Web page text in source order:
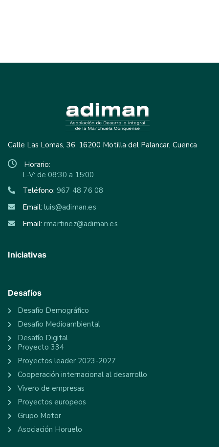
Calle Las Lomas, 36, 16200 Motilla del Palancar, Cuenca
Horario:
L-V: de 08:30 a 15:00
Teléfono: 967 48 76 08
Email: luis@adiman.es
Email: rmartinez@adiman.es
Iniciativas
Desafíos
Desafío Demográfico
Desafío Medioambiental
Desafío Digital
Proyecto 334
Proyectos leader 2023-2027
Cooperación internacional al desarrollo
Vivero de empresas
Proyectos europeos
Grupo Motor
Asociación Horuelo